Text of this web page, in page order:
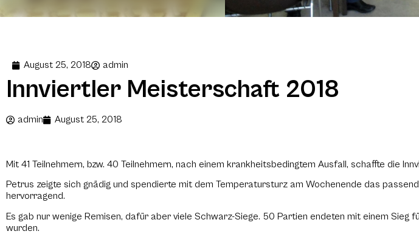
August 25, 2018 admin
Innviertler Meisterschaft 2018
admin August 25, 2018
Mit 41 Teilnehmern, bzw. 40 Teilnehmern, nach einem krankheitsbedingtem Ausfall, schaffte die
Petrus zeigte sich gnädig und spendierte mit dem Temperatursturz am Wochenende das
hervorragend.
Es gab nur wenige Remisen, dafür aber viele Schwarz-Siege. 50 Partien endeten mit einem Sieg
wurden.